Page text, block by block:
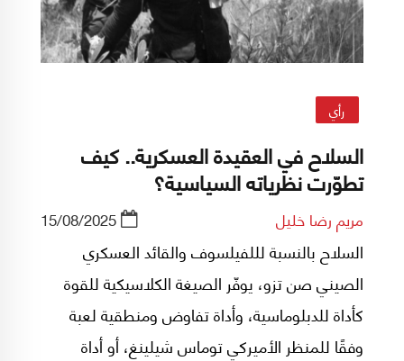
رأي
السلاح في العقيدة العسكرية.. كيف
تطوّرت نظرياته السياسية؟
مريم رضا خليل 15/08/2025
السلاح بالنسبة لللفيلسوف والقائد العسكري
الصيني صن تزو، يوفّر الصيغة الكلاسيكية للقوة
كأداة للدبلوماسية، وأداة تفاوض ومنطقية لعبة
وفقًا للمنظر الأميركي توماس شيلينغ، أو أداة